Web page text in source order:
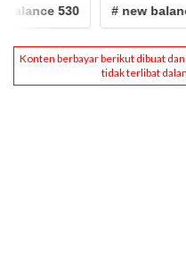
530 # new balance